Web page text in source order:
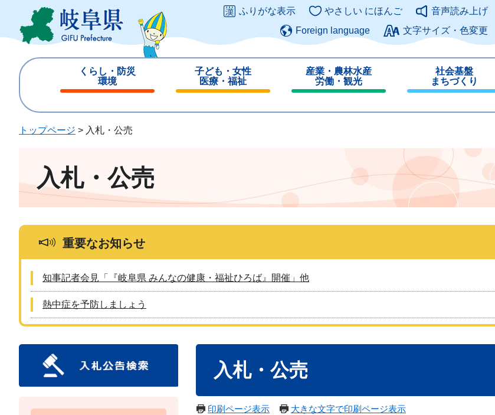
ジ
ュ
このページの本文へ
ふりがな表示 やさしい にほんご
音声読み上げ
Foreign language
文字サイズ・色変更
くらし・防災
環境
じ
子ども・女性
医療・福祉
じ
産業・農林水産
労働・観光
じ
社会基盤
まちづくり
じ
トップページ > 入札・公売
入札・公売
重要なお知らせ
知事記者会見「『岐阜県 みんなの健康・福祉ひろば』開催」他
熱中症を予防しましょう
入札・公売
印刷ページ表示 大きな文字で印刷ページ表示